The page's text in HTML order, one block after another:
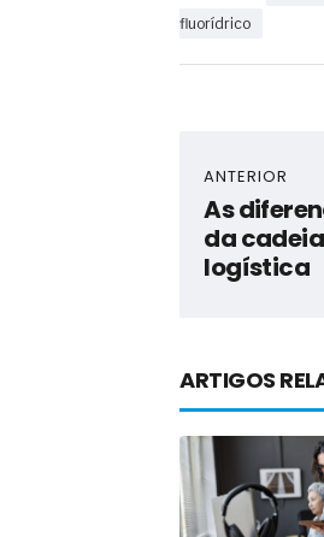
fluorídrico
ANTERIOR
As
da
logística
ARTIGOS